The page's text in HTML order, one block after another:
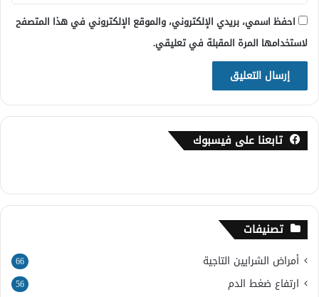
احفظ اسمي، بريدي الإلكتروني، والموقع الإلكتروني في هذا المتصفح
لاستخدامها المرة المقبلة في تعليقي.
تابعنا على فيسبوك
تصنيفات
أمراض الشرايين التاجية 66
ارتفاع ضغط الدم 56